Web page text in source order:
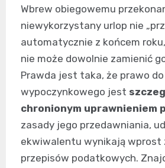
Wbrew obiegowemu
niewykorzystany urlop nie
automatycznie z końcem
nie może dowolnie zamienić
Prawda jest taka, że prawo
wypoczynkowego jest
chronionym uprawnieniem
zasady jego przedawniania,
ekwiwalentu wynikają wprost
przepisów podatkowych.